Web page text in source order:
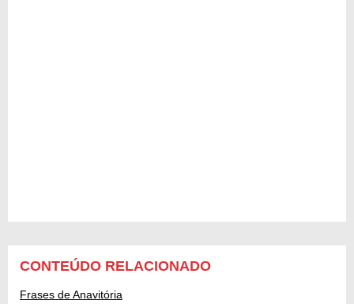
CONTEÚDO RELACIONADO
Frases de Anavitória